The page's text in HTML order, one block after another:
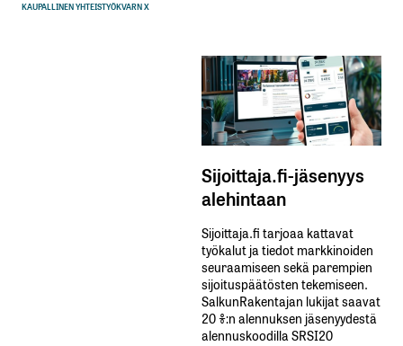
KAUPALLINEN YHTEISTYÖKVARN X
Sijoittaja.fi-jäsenyys
alehintaan
Sijoittaja.fi tarjoaa kattavat
työkalut ja tiedot markkinoiden
seuraamiseen sekä parempien
sijoituspäätösten tekemiseen.
SalkunRakentajan lukijat saavat
20 %:n alennuksen jäsenyydestä
alennuskoodilla SRSI20